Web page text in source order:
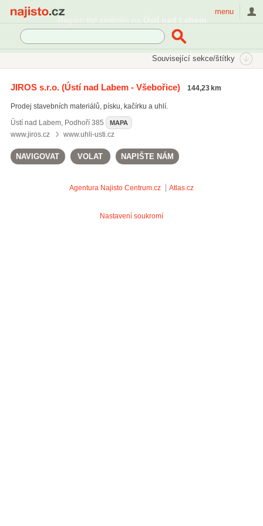
menu
Související sekce/štítky
fasádní desky
keramické obklady (64)
prodej stavebnin(295)
fasádní desky
(24)
Všechny související štítky
JIROS s.r.o.(Ústí nad Labem - Všebořice) 144,23 km
Prodej stavebních materiálů, písku, kačírku a uhlí.
Ústí nad Labem, Podhoří 385 MAPA
www.jiros.cz www.uhli-usti.cz
NAVIGOVAT VOLAT NAPIŠTE NÁM
Agentura Najisto Centrum.cz Atlas.cz
Nastavení soukromí